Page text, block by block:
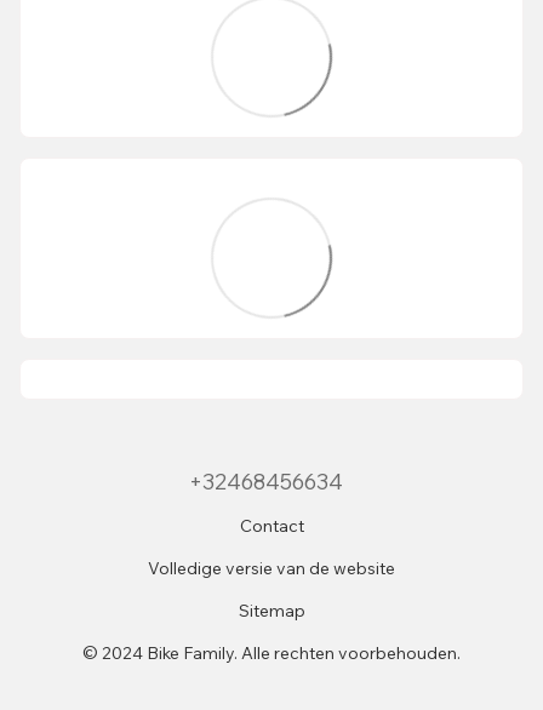
+32468456634
Contact
Volledige versie van de website
Sitemap
© 2024 Bike Family. Alle rechten voorbehouden.